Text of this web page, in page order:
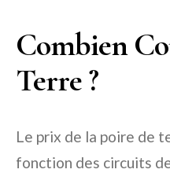
Combien
Terre ?
Le prix de la poire de
fonction des circuits